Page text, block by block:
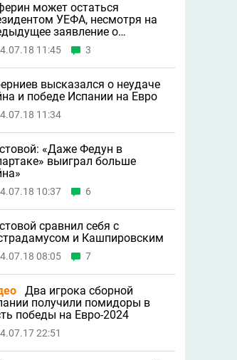
может остаться
УЕФА, несмотря на
заявление о
в 2027 году
11:45 3
высказался о неудаче
и победе Испании на Евро
11:34
«Даже Федун в
выиграл больше
10:37 6
сравнил себя с
и Кашпировским
08:05 7
Два игрока сборной
получили помидоры в
победы на Евро-2024
22:51